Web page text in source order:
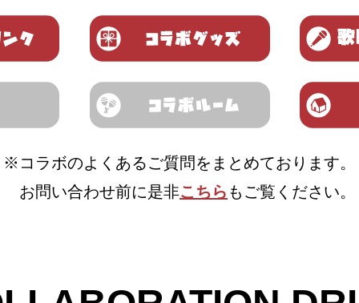
コラボドリンク コラボグッズ
その他 コラボルーム
※コラボのよくあるご質問をまとめております。
お問い合わせ前に是非こちら もご覧ください。